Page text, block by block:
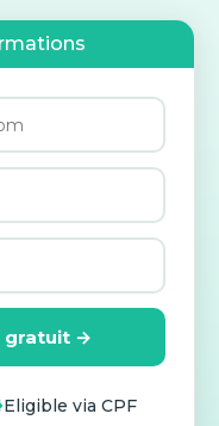
gratuit →
Eligible via CPF